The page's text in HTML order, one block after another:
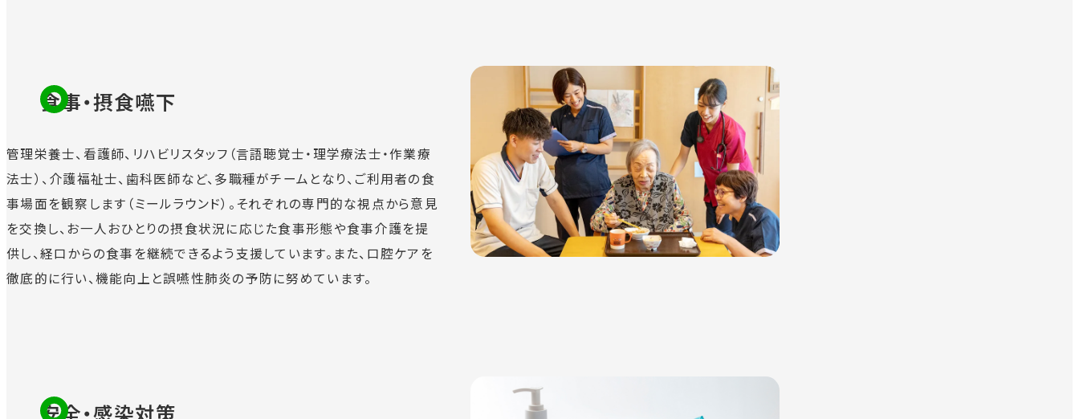
食事・摂食嚥下
管理栄養士、看護師、リハビリスタッフ（言語聴覚士・理学療法士・作業療
法士）、介護福祉士、歯科医師など、多職種がチームとなり、ご利用者の食
事場面を観察します（ミールラウンド）。それぞれの専門的な視点から意見
を交換し、お一人おひとりの摂食状況に応じた食事形態や食事介護を提
供し、経口からの食事を継続できるよう支援しています。また、口腔ケアを
徹底的に行い、機能向上と誤嚥性肺炎の予防に努めています。
安全・感染対策